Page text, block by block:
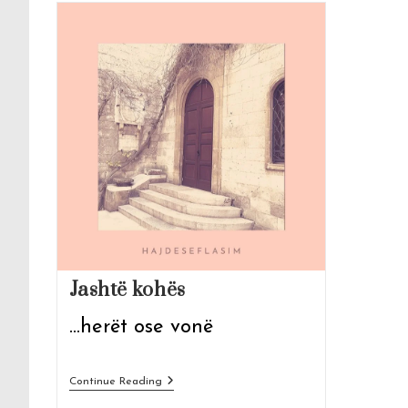
Jashtë kohës
...herët ose vonë
Continue ReadingJashtë
Kohës